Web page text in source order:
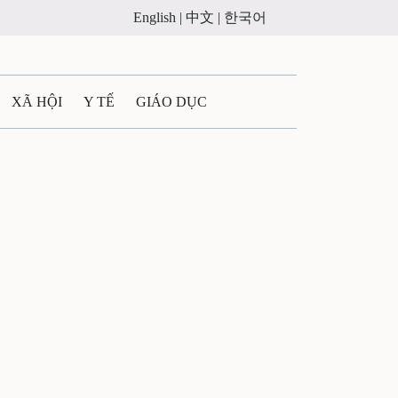
English | 中文 | 한국어
XÃ HỘI Y TẾ GIÁO DỤC
CÁO